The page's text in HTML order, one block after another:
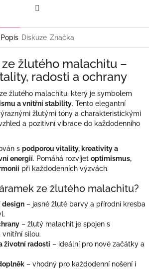
Popis Diskuze Značka
žlutého malachitu –
radosti a ochrany
žlutého malachitu, který je symbolem
a vnitřní stability. Tento elegantní
žlutými tóny a charakteristickými
a pozitivní vibrace do každodenního
s podporou vitality, kreativity a
energií. Pomáhá rozvíjet optimismus,
při každodenních výzvách.
ze žlutého malachitu?
design – jasné žluté barvy a přírodní kresba
– žlutý malachit je spojen s
silou.
životní radosti – ideální pro nové začátky a
– vhodný pro každodenní nošení i